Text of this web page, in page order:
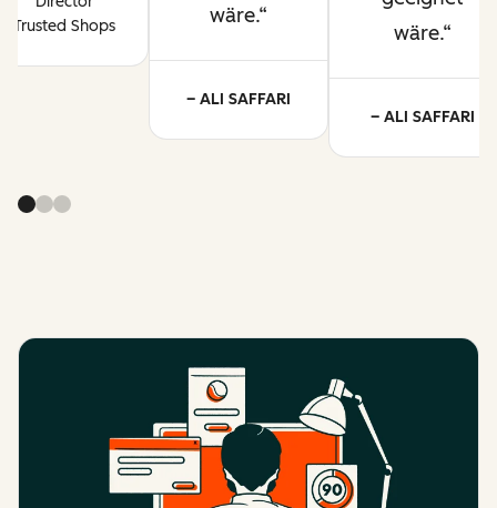
Trusted Shops
wäre.
– ALI SAFFARI
wäre.
– ALI SAFFARI